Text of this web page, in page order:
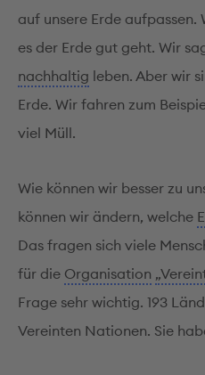
auf unsere Erde aufpassen.
es der Erde gut geht. Wir
nachhaltig leben. Aber wir
Erde. Wir fahren zum
viel Müll.
Wie können wir besser zu
können wir ändern, welche
Das fragen sich viele
für die Organisation
Frage sehr wichtig. 193
Vereinten Nationen. Sie